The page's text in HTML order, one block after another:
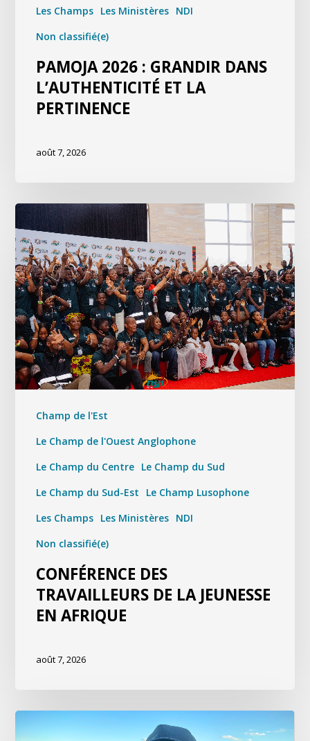
Les Champs Les Ministères NDI
Non classifié(e)
PAMOJA 2026 : GRANDIR DANS
L’AUTHENTICITÉ ET LA
PERTINENCE
août 7, 2026
Champ de l'Est
Le Champ de l'Ouest Anglophone
Le Champ du Centre Le Champ du Sud
Le Champ du Sud-Est
Le Champ Lusophone
Les Champs Les Ministères NDI
Non classifié(e)
CONFÉRENCE DES
TRAVAILLEURS DE LA JEUNESSE
EN AFRIQUE
août 7, 2026